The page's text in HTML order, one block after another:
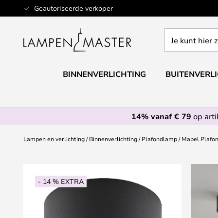
Geautoriseerde verkoper
Ga
naar
inhoud
kunt
zoeken
webwinkel
BINNENVERLICHTING
14% vanaf € 79 op
Lampen en verlichting Binnenverlichting Plafondlamp Mabel
- 14 % EXTRA
naar